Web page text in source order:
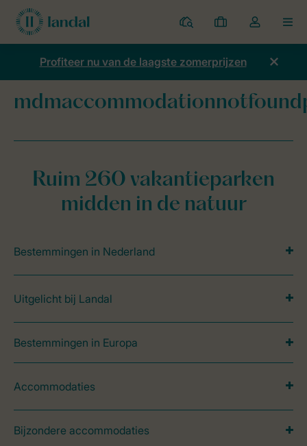
Parken
Mijn
boekingen
Open
de
dropdown
account
Profiteer nu van de laagste zomerprijzen
Home mdmaccommodationnotfoundpage
Ruim 260 vakantieparken
midden in de natuur
Bestemmingen in Nederland
Uitgelicht bij Landal
Bestemmingen in Europa
Accommodaties
Bijzondere accommodaties